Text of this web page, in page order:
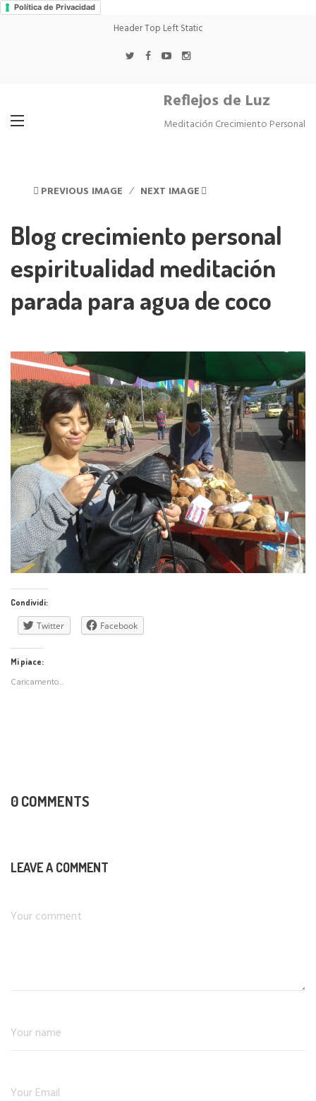
Política de Privacidad
Header Top Left Static
Reflejos de Luz
Meditación Crecimiento Personal
PREVIOUS IMAGE NEXT IMAGE
Blog crecimiento personal
espiritualidad meditación
parada para agua de coco
Condividi:
Twitter Facebook
Mi piace:
Caricamento...
0 COMMENTS
LEAVE A COMMENT